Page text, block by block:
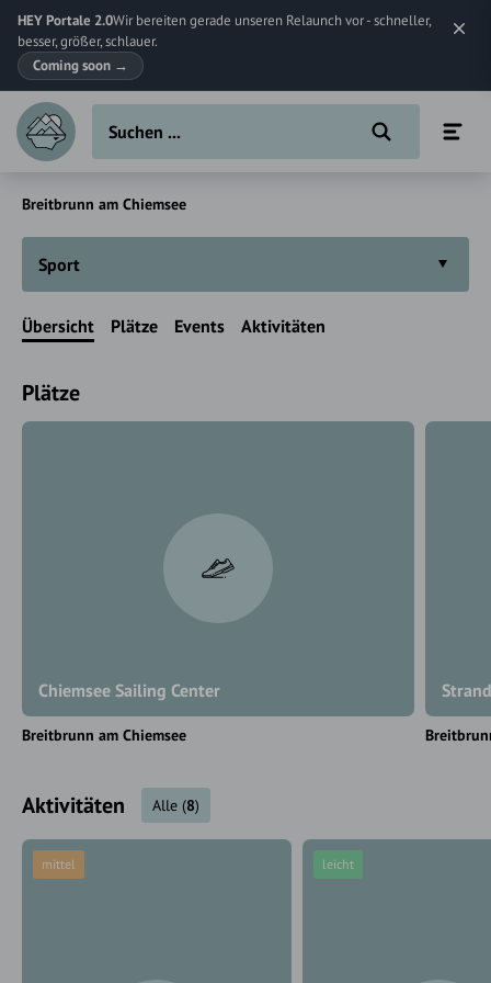
HEY Portale 2.0Wir bereiten gerade unseren Relaunch vor - schneller,
besser, größer, schlauer.
Coming soon →
Breitbrunn am Chiemsee
Sport
Übersicht Plätze Events Aktivitäten
Plätze
Chiemsee Sailing Center
Breitbrunn am Chiemsee
Aktivitäten Alle (8)
mittel leicht